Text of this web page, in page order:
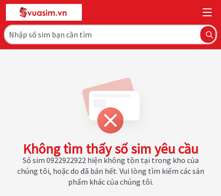
Không tìm thấy số sim yêu cầu
Số sim 0922922922 hiện không tồn tại trong kho của
chúng tôi, hoặc do đã bán hết. Vui lòng tìm kiếm các sản
phẩm khác của chúng tôi.